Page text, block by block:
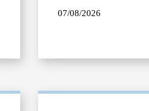
07/08/2026